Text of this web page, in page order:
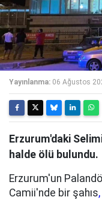
Yayınlanma: 06 Ağustos
Erzurum'daki
halde ölü bulundu.
Erzurum'un
Camii'nde bir şahıs